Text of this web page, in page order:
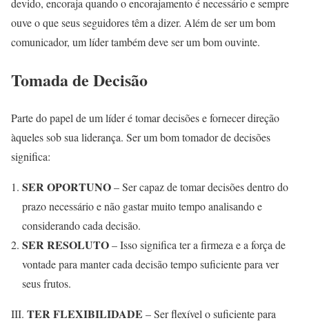
devido, encoraja quando o encorajamento é necessário e sempre
ouve o que seus seguidores têm a dizer. Além de ser um bom
comunicador, um líder também deve ser um bom ouvinte.
Tomada de Decisão
Parte do papel de um líder é tomar decisões e fornecer direção
àqueles sob sua liderança. Ser um bom tomador de decisões
significa:
SER OPORTUNO– Ser capaz de tomar decisões dentro do
prazo necessário e não gastar muito tempo analisando e
considerando cada decisão.
SER RESOLUTO– Isso significa ter a firmeza e a força de
vontade para manter cada decisão tempo suficiente para ver
seus frutos.
III. TER FLEXIBILIDADE – Ser flexível o suficiente para